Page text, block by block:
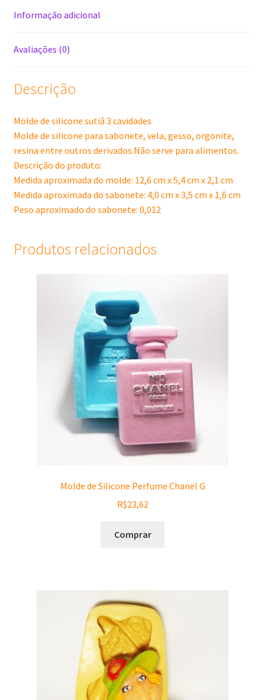
Informação adicional
Avaliações (0)
Descrição
Molde de silicone sutiã 3 cavidades
Molde de silicone para sabonete, vela, gesso, orgonite,
resina entre outros derivados.Não serve para alimentos.
Descrição do produto:
Medida aproximada do molde: 12,6 cm x 5,4 cm x 2,1 cm
Medida aproximada do sabonete: 4,0 cm x 3,5 cm x 1,6 cm
Peso aproximado do sabonete: 0,012
Produtos relacionados
Molde de Silicone Perfume Chanel G
R$23,62
Comprar